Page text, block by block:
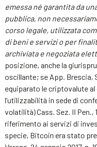
emessa né garantita da
pubblica, non
corso legale, utilizzata
di beni e servizi o per
archiviata e negoziata
posizione, anche la
oscillante; se App. Brescia,
equiparato le criptovalute al
l’utilizzabilità in sede di
volatilità) Cass. Sez. II
riferimento ai servizi di
specie, Bitcoin era stato